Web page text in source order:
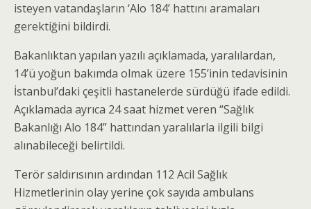
isteyen vatandaşların ‘Alo 184’ hattını aramaları
gerektiğini bildirdi.
Bakanlıktan yapılan yazılı açıklamada, yaralılardan,
14’ü yoğun bakımda olmak üzere 155’inin tedavisinin
İstanbul’daki çeşitli hastanelerde sürdüğü ifade edildi.
Açıklamada ayrıca 24 saat hizmet veren “Sağlık
Bakanlığı Alo 184” hattından yaralılarla ilgili bilgi
alınabileceği belirtildi.
Terör saldırısının ardından 112 Acil Sağlık
Hizmetlerinin olay yerine çok sayıda ambulans